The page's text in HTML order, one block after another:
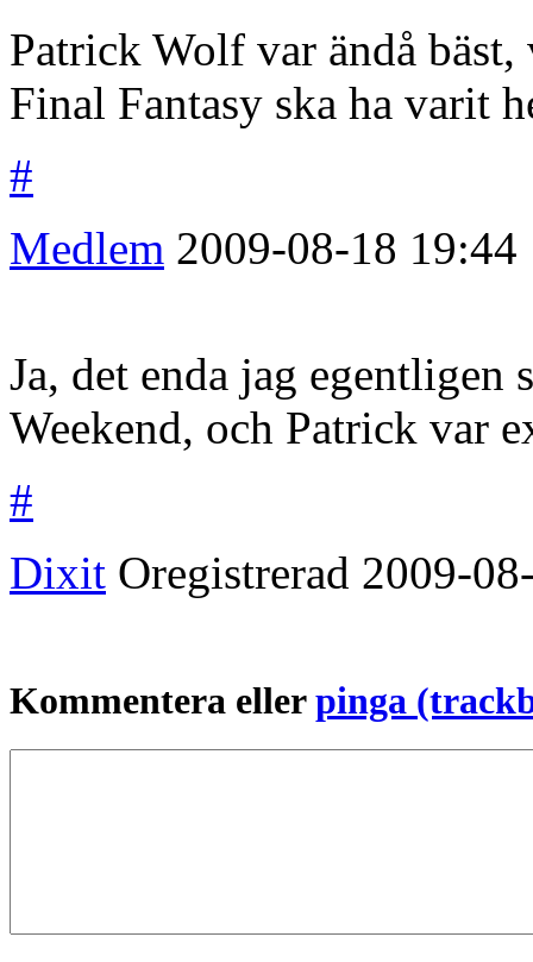
Patrick Wolf var ändå
Final Fantasy ska ha varit
#
Medlem 2009-08-18 19:44
Ja, det enda jag
Weekend, och Patrick var
#
Dixit Oregistrerad 2009-
Kommentera ellerpinga